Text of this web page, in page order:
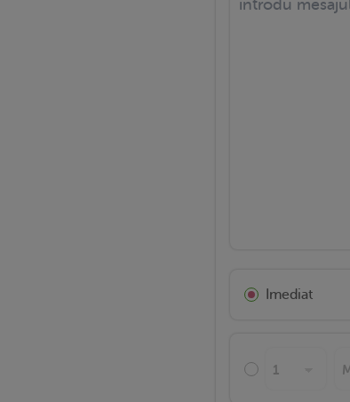
Imediat